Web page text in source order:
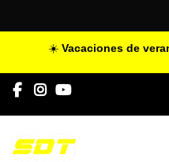
☀️ Vacaciones de